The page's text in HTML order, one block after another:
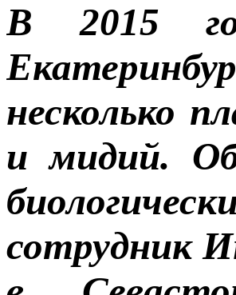
В 2015
несколько
и мидий.
сотрудник